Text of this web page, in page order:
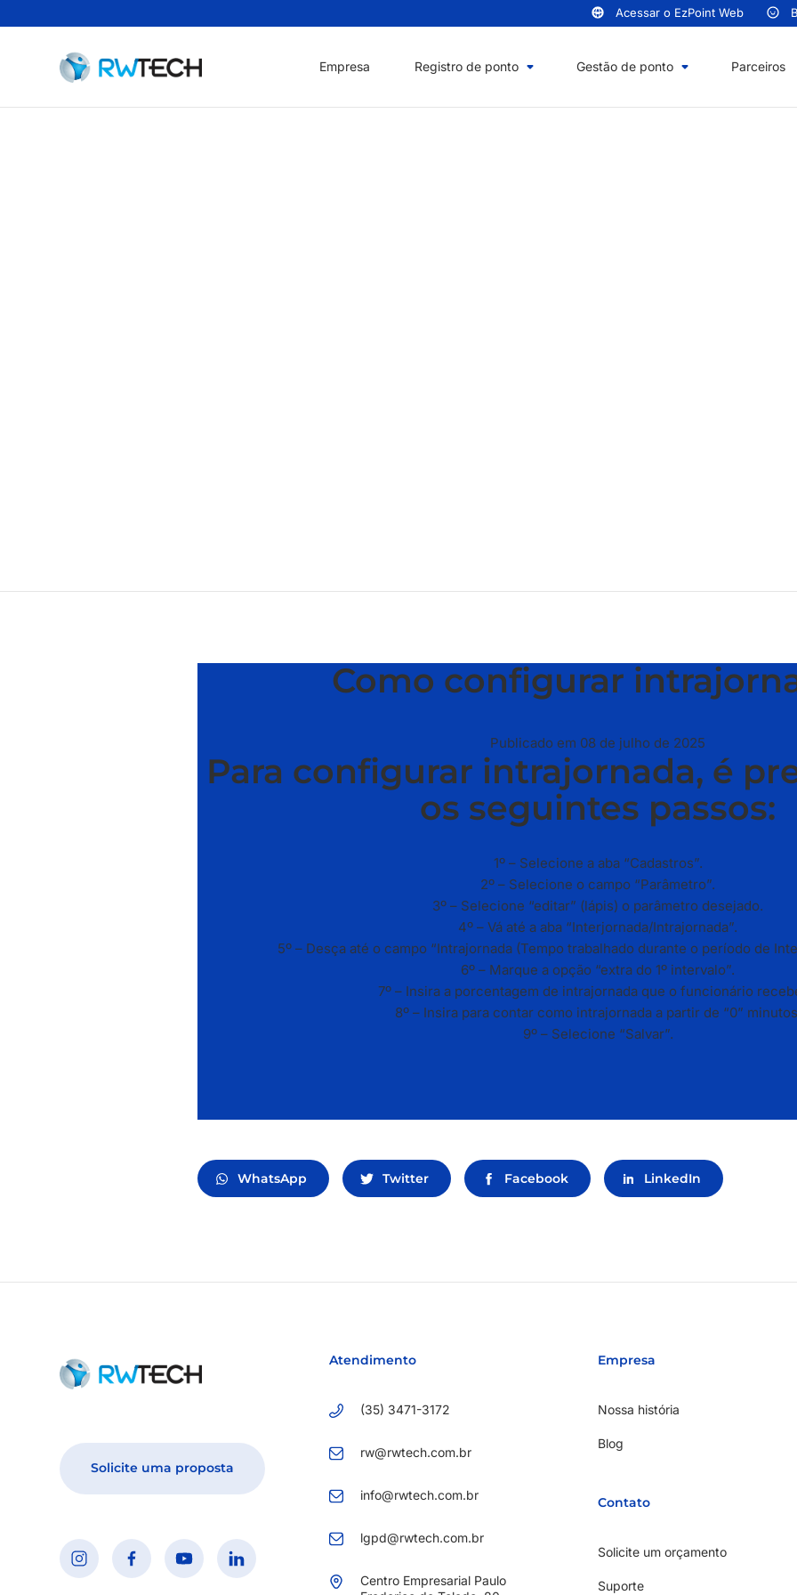
Acessar o EzPoint Web
Empresa Registro de ponto Gestão de ponto Parceiros
Como configurar
Publicado em 08 de julho de 2025
Para configurar intrajornada, é
os seguintes passos:
1º – Selecione a aba “Cadastros”.
2º – Selecione o campo “Parâmetro”.
3º – Selecione “editar” (lápis) o parâmetro desejado.
4º – Vá até a aba “Interjornada/Intrajornada”.
5º – Desça até o campo “Intrajornada (Tempo trabalhado durante o período de
6º – Marque a opção “extra do 1º intervalo”.
7º – Insira a porcentagem de intrajornada que o funcionário
8º – Insira para contar como intrajornada a partir de “0”
9º – Selecione “Salvar”.
WhatsApp Twitter Facebook LinkedIn
Solicite uma proposta
Atendimento
(35) 3471-3172
rw@rwtech.com.br
info@rwtech.com.br
lgpd@rwtech.com.br
Centro Empresarial Paulo
Empresa
Nossa história
Blog
Contato
Solicite um orçamento
Suporte